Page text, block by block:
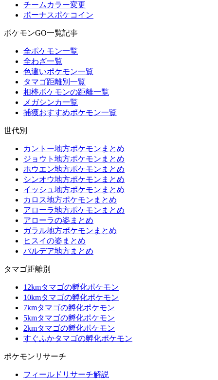
チームカラー変更
ボーナスポケコイン
ポケモンGO一覧記事
全ポケモン一覧
全わざ一覧
色違いポケモン一覧
タマゴ距離別一覧
相棒ポケモンの距離一覧
メガシンカ一覧
捕獲おすすめポケモン一覧
世代別
カントー地方ポケモンまとめ
ジョウト地方ポケモンまとめ
ホウエン地方ポケモンまとめ
シンオウ地方ポケモンまとめ
イッシュ地方ポケモンまとめ
カロス地方ポケモンまとめ
アローラ地方ポケモンまとめ
アローラの姿まとめ
ガラル地方ポケモンまとめ
ヒスイの姿まとめ
パルデア地方まとめ
タマゴ距離別
12kmタマゴの孵化ポケモン
10kmタマゴの孵化ポケモン
7kmタマゴの孵化ポケモン
5kmタマゴの孵化ポケモン
2kmタマゴの孵化ポケモン
すぐふかタマゴの孵化ポケモン
ポケモンリサーチ
フィールドリサーチ解説